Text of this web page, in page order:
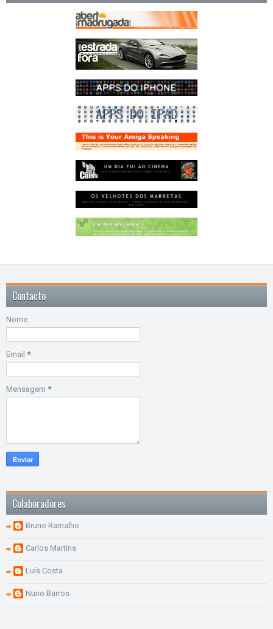
Contacto
Nome
Email *
Mensagem *
Colaboradores
Bruno Ramalho
Carlos Martins
Luís Costa
Nuno Barros